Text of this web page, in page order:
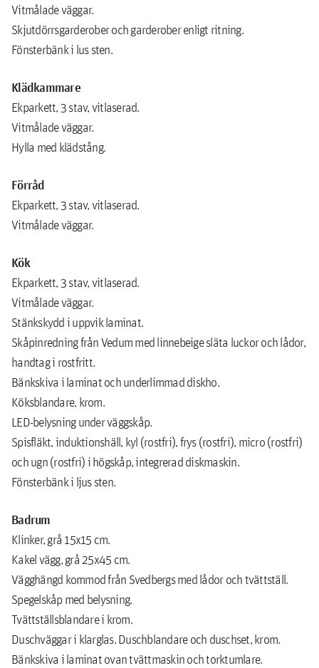
Vitmålade väggar.
Skjutdörrsgarderober och garderober enligt ritning.
Fönsterbänk i lus sten.
Klädkammare
Ekparkett, 3 stav, vitlaserad.
Vitmålade väggar.
Hylla med klädstång.
Förråd
Ekparkett, 3 stav, vitlaserad.
Vitmålade väggar.
Kök
Ekparkett, 3 stav, vitlaserad.
Vitmålade väggar.
Stänkskydd i uppvik laminat.
Skåpinredning från Vedum med linnebeige släta luckor och lådor,
handtag i rostfritt.
Bänkskiva i laminat och underlimmad diskho.
Köksblandare, krom.
LED-belysning under väggskåp.
Spisfläkt, induktionshäll, kyl (rostfri), frys (rostfri), micro (rostfri)
och ugn (rostfri) i högskåp, integrerad diskmaskin.
Fönsterbänk i ljus sten.
Badrum
Klinker, grå 15x15 cm.
Kakel vägg, grå 25x45 cm.
Vägghängd kommod från Svedbergs med lådor och tvättställ.
Spegelskåp med belysning.
Tvättställsblandare i krom.
Duschväggar i klarglas. Duschblandare och duschset, krom.
Bänkskiva i laminat ovan tvättmaskin och torktumlare.